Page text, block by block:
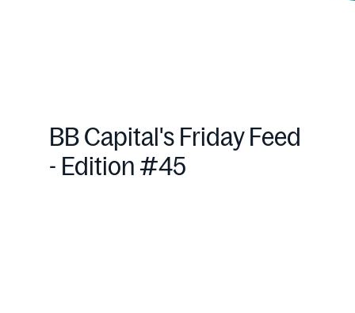
BB Capital's Friday Feed
- Edition #45